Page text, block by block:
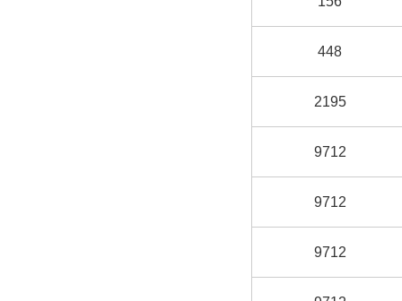
448
2195
9712
9712
9712